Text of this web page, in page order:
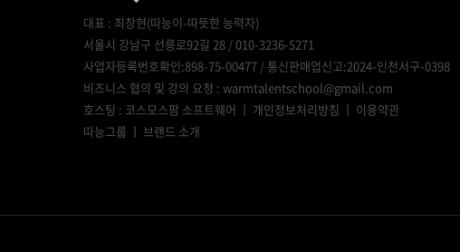
대표 : 최창현(따능이-따뜻한 능력자)
서울시 강남구 선릉로92길 28 / 010-3236-5271
사업자등록번호확인:898-75-00477 / 통신판매업신고:2024-인천서구-0398
비즈니스 협의 및 강의 요청 : warmtalentschool@gmail.com
호스팅 : 코스모스팜 소프트웨어 ㅣ 개인정보처리방침 ㅣ 이용약관
따능그룹 ㅣ 브랜드 소개